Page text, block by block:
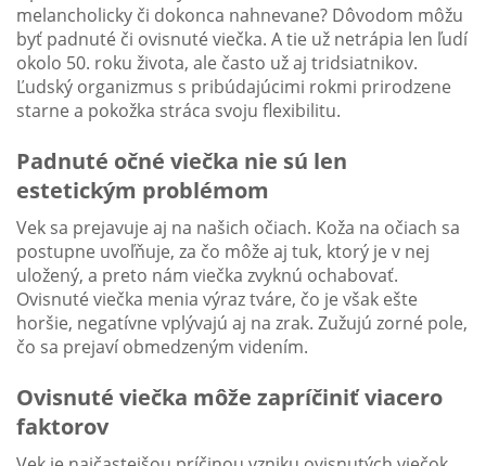
melancholicky či dokonca nahnevane? Dôvodom môžu
byť padnuté či ovisnuté viečka. A tie už netrápia len ľudí
okolo 50. roku života, ale často už aj tridsiatnikov.
Ľudský organizmus s pribúdajúcimi rokmi prirodzene
starne a pokožka stráca svoju flexibilitu.
Padnuté očné viečka nie sú len
estetickým problémom
Vek sa prejavuje aj na našich očiach. Koža na očiach sa
postupne uvoľňuje, za čo môže aj tuk, ktorý je v nej
uložený, a preto nám viečka zvyknú ochabovať.
Ovisnuté viečka menia výraz tváre, čo je však ešte
horšie, negatívne vplývajú aj na zrak. Zužujú zorné pole,
čo sa prejaví obmedzeným videním.
Ovisnuté viečka môže zapríčiniť viacero
faktorov